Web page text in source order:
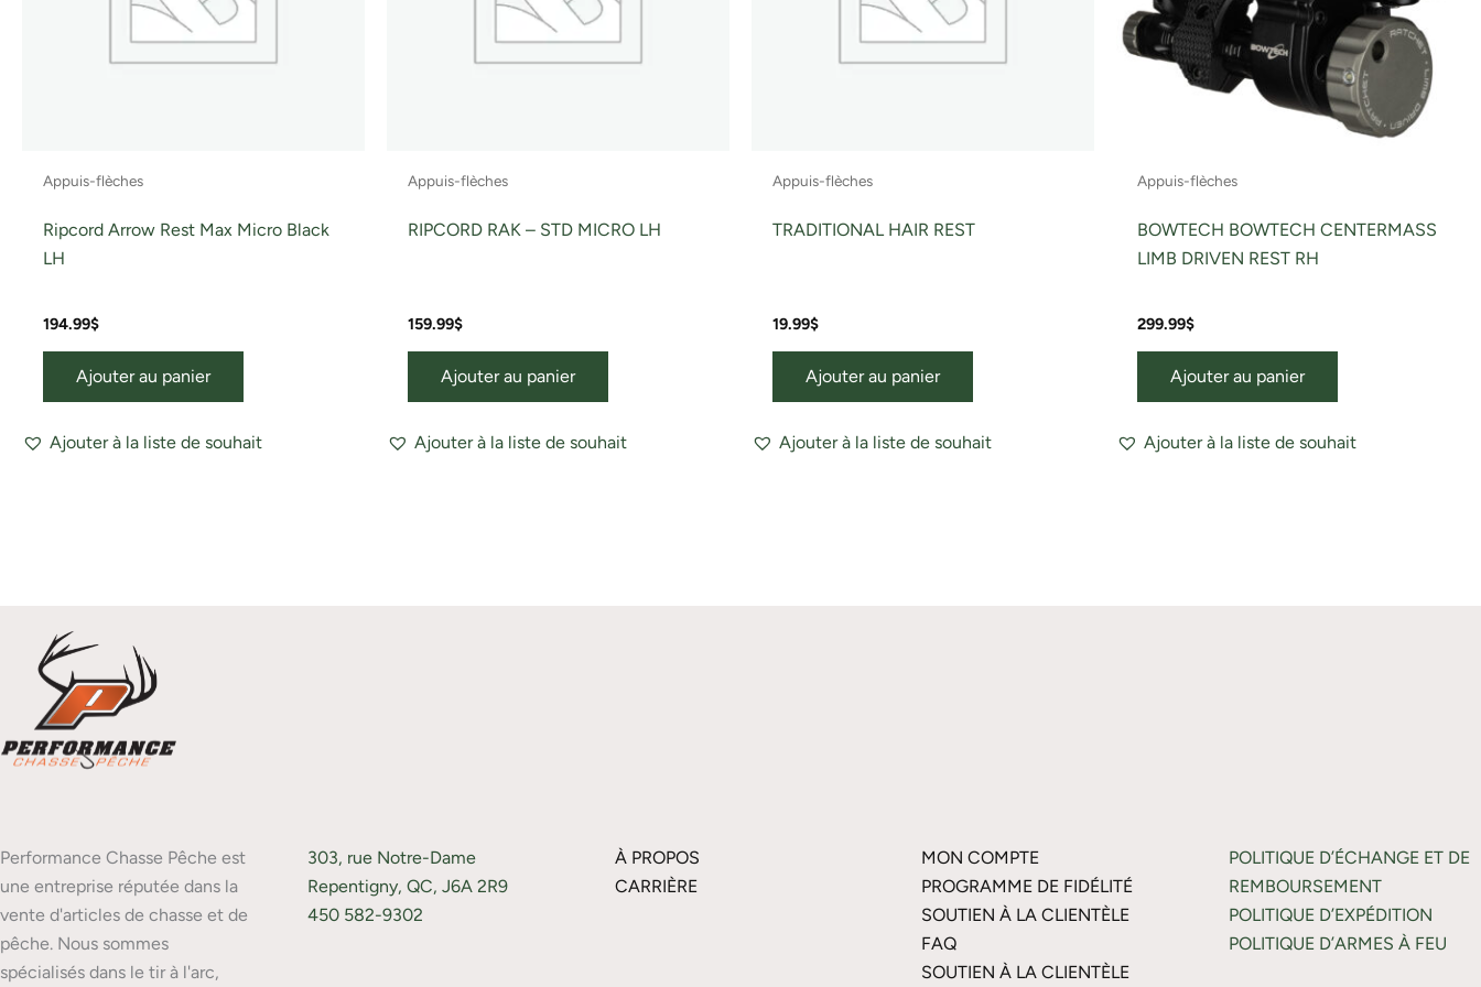
Appuis-flèches
Ripcord Arrow Rest Max Micro Black
LH
194.99$
Ajouter au panier
Ajouter à la liste de souhait
Appuis-flèches
RIPCORD RAK – STD MICRO LH
159.99$
Ajouter au panier
Ajouter à la liste de souhait
Appuis-flèches
TRADITIONAL HAIR REST
19.99$
Ajouter au panier
Ajouter à la liste de souhait
Appuis-flèches
BOWTECH BOWTECH CENTERMASS
LIMB DRIVEN REST RH
299.99$
Ajouter au panier
Ajouter à la liste de souhait
Performance Chasse Pêche est
une entreprise réputée dans la
vente d'articles de chasse et de
pêche. Nous sommes
spécialisés dans le tir à l'arc,
303, rue Notre-Dame
Repentigny, QC, J6A 2R9
450 582-9302
À PROPOS
CARRIÈRE
MON COMPTE
PROGRAMME DE FIDÉLITÉ
SOUTIEN À LA CLIENTÈLE
FAQ
SOUTIEN À LA CLIENTÈLE
POLITIQUE D’ÉCHANGE ET DE
REMBOURSEMENT
POLITIQUE D’EXPÉDITION
POLITIQUE D’ARMES À FEU